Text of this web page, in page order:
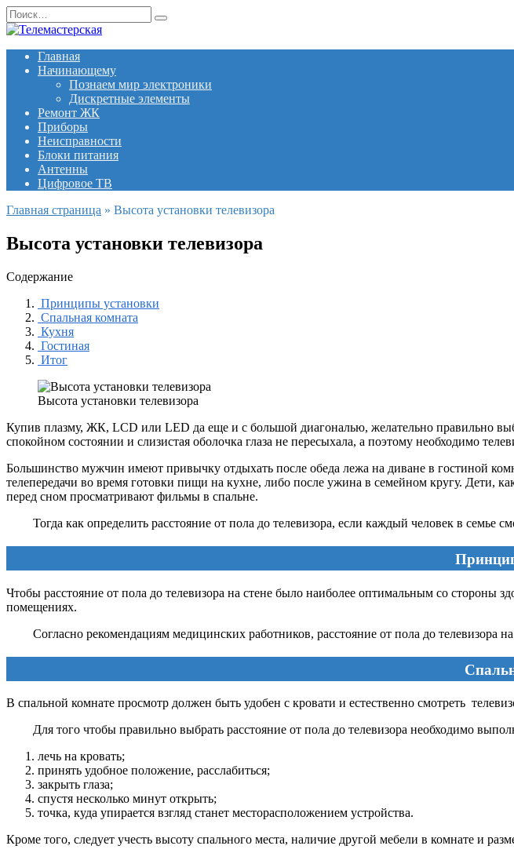
Перейти
к
Search
for:
Главная
Начинающему
Познаем мир электроники
Дискретные элементы
Ремонт ЖК
Приборы
Неисправности
Блоки питания
Антенны
Цифровое ТВ
Главная страница » Высота установки телевизора
Высота установки телевизора
Содержание
Принципы установки
Спальная комната
Кухня
Гостиная
Итог
Высота установки телевизора
Купив плазму, ЖК, LCD или LED да еще и с большой диагональю, желательно правильно
спокойном состоянии и слизистая оболочка глаза не пересыхала, а поэтому необходимо
Большинство мужчин имеют привычку отдыхать после обеда лежа на диване в гостиной
телепередачи во время готовки пищи на кухне, либо после ужина в семейном кругу. Дети,
перед сном просматривают фильмы в спальне.
Тогда как определить расстояние от пола до телевизора, если каждый человек в
Чтобы расстояние от пола до телевизора на стене было наиболее оптимальным со стороны
помещениях.
Согласно рекомендациям медицинских работников, расстояние от пола до телевизора
В спальной комнате просмотр должен быть удобен с кровати и естественно смотреть
Для того чтобы правильно выбрать расстояние от пола до телевизора необходимо
лечь на кровать;
принять удобное положение, расслабиться;
закрыть глаза;
спустя несколько минут открыть;
точка, куда упирается взгляд станет месторасположением устройства.
Кроме того, следует учесть высоту спального места, наличие другой мебели в комнате и